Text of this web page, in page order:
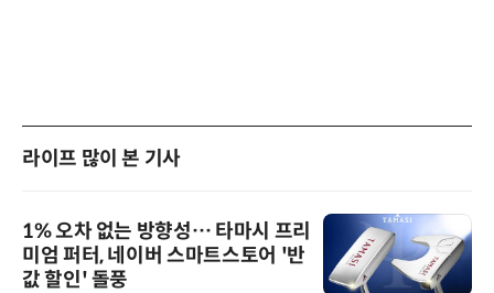
라이프 많이 본 기사
1% 오차 없는 방향성… 타마시 프리
미엄 퍼터, 네이버 스마트스토어 '반
값 할인' 돌풍